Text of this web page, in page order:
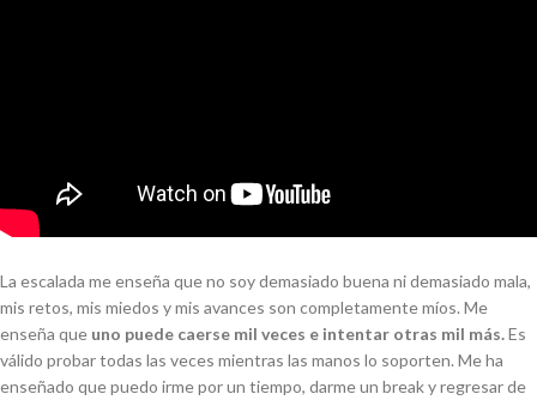
La escalada me enseña que no soy demasiado buena ni demasiado mala,
mis retos, mis miedos y mis avances son completamente míos. Me
enseña que uno puede caerse mil veces e intentar otras mil más.Es
válido probar todas las veces mientras las manos lo soporten. Me ha
enseñado que puedo irme por un tiempo, darme un breaky regresar de